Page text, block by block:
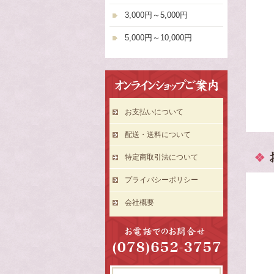
3,000円～5,000円
5,000円～10,000円
お支払いについて
配送・送料について
特定商取引法について
プライバシーポリシー
会社概要